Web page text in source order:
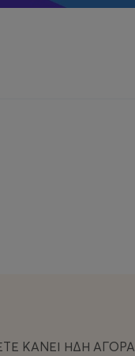
ΚΑΝΕΙ ΗΔΗ ΑΓΟΡΑ